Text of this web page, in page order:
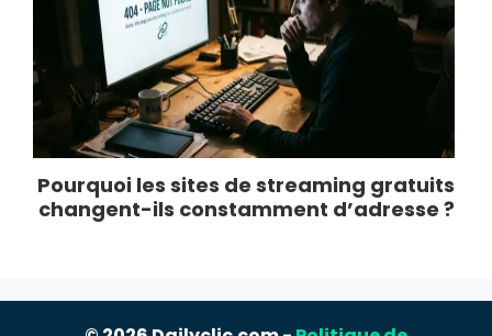
Pourquoi les sites de streaming gratuits
changent-ils constamment d’adresse ?